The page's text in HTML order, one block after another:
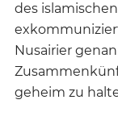
des
Nusairier
geheim zu